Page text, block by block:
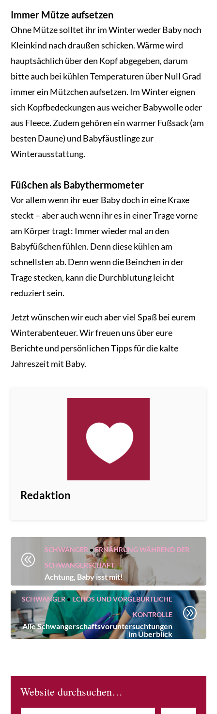
Immer Mütze aufsetzen
Ohne Mütze solltet ihr im Winter weder Baby noch
Kleinkind nach draußen schicken. Wärme wird
hauptsächlich über den Kopf abgegeben, darum
bitte auch bei kühlen Temperaturen über Null Grad
immer ein Mützchen aufsetzen. Im Winter eignen
sich Kopfbedeckungen aus weicher Babywolle oder
aus Fleece. Zudem gehören ein warmer Fußsack (am
besten Daune) und Babyfäustlinge zur
Winterausstattung.
Füßchen als Babythermometer
Vor allem wenn ihr euer Baby doch in eine Kraxe
steckt – aber auch wenn ihr es in einer Trage vorne
am Körper tragt: Immer wieder mal an den
Babyfüßchen fühlen. Denn diese kühlen am
schnellsten ab. Denn wenn die Beinchen in der
Trage stecken, kann die Durchblutung leicht
reduziert sein.
Jetzt wünschen wir euch aber viel Spaß bei eurem
Winterabenteuer. Wir freuen uns über eure
Berichte und persönlichen Tipps für die kalte
Jahreszeit mit Baby.
Redaktion
@
SCHWANGER •ERNÄHRUNG WÄHREND DER
SCHWANGERSCHAFT
Achtung, Baby isst mit!
SCHWANGER• ECHOS UND VORGEBURTLICHE
KONTROLLE
Alle Schwangerschaftsvoruntersuchtungen
im Überblick
A
Website durchsuchen…